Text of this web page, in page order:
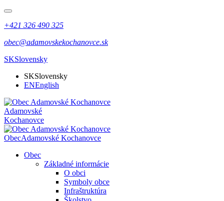
+421 326 490 325
obec@adamovskekochanovce.sk
SKSlovensky
SKSlovensky
ENEnglish
Adamovské
Kochanovce
ObecAdamovské Kochanovce
Obec
Základné informácie
O obci
Symboly obce
Infraštruktúra